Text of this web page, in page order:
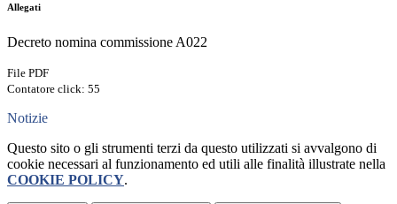
Allegati
Decreto nomina commissione A022
File PDF
Contatore click: 55
Notizie
Questo sito o gli strumenti terzi da questo utilizzati si avvalgono di
cookie necessari al funzionamento ed utili alle finalità illustrate nella
COOKIE POLICY.